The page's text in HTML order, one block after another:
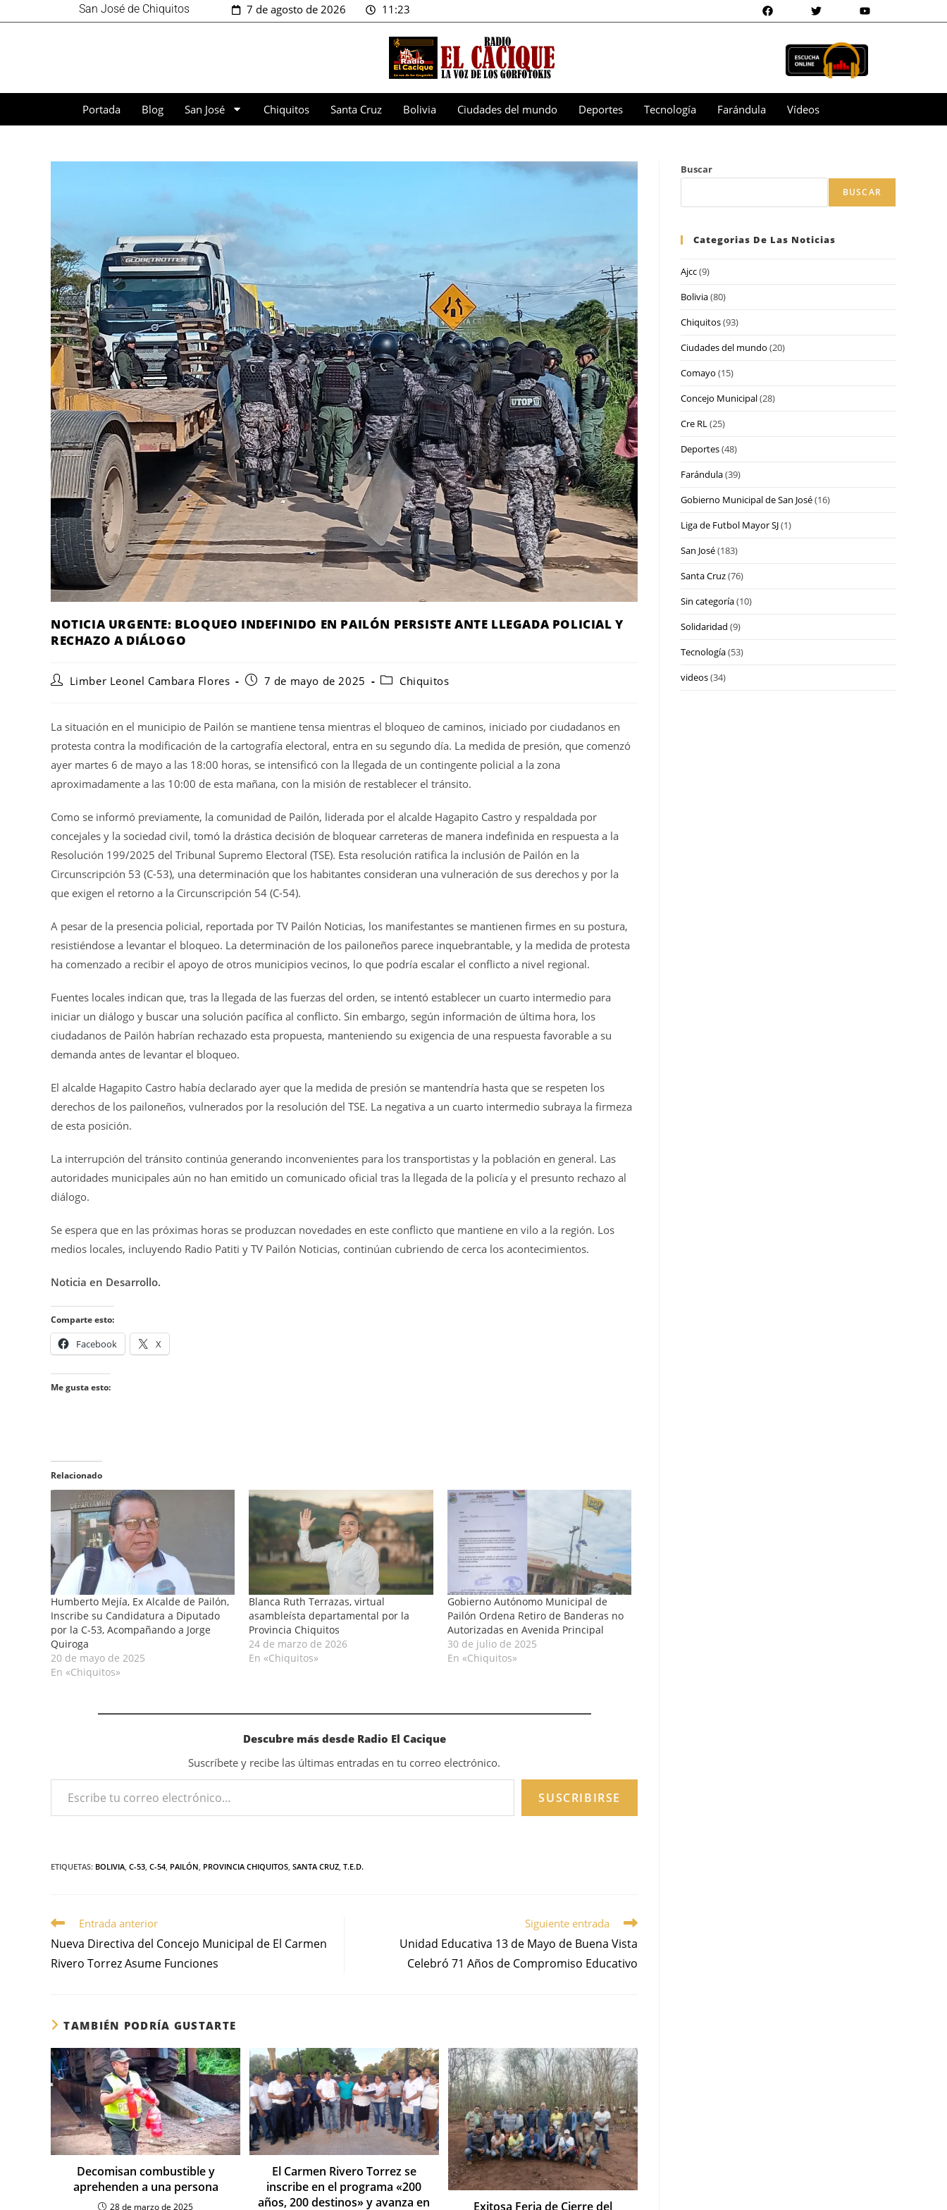
San José de Chiquitos 7 de agosto de 2026 11:23
Portada Blog San José Chiquitos Santa Cruz Bolivia Ciudades del mundo Deportes Tecnología Farándula Vídeos
NOTICIA URGENTE: BLOQUEO INDEFINIDO EN PAILÓN PERSISTE ANTE LLEGADA POLICIAL Y
RECHAZO A DIÁLOGO
Limber Leonel Cambara Flores 7 de mayo de 2025 Chiquitos
La situación en el municipio de Pailón se mantiene tensa mientras el bloqueo de caminos, iniciado por ciudadanos en
protesta contra la modificación de la cartografía electoral, entra en su segundo día. La medida de presión, que comenzó
ayer martes 6 de mayo a las 18:00 horas, se intensificó con la llegada de un contingente policial a la zona
aproximadamente a las 10:00 de esta mañana, con la misión de restablecer el tránsito.
Como se informó previamente, la comunidad de Pailón, liderada por el alcalde Hagapito Castro y respaldada por
concejales y la sociedad civil, tomó la drástica decisión de bloquear carreteras de manera indefinida en respuesta a la
Resolución 199/2025 del Tribunal Supremo Electoral (TSE). Esta resolución ratifica la inclusión de Pailón en la
Circunscripción 53 (C-53), una determinación que los habitantes consideran una vulneración de sus derechos y por la
que exigen el retorno a la Circunscripción 54 (C-54).
A pesar de la presencia policial, reportada por TV Pailón Noticias, los manifestantes se mantienen firmes en su postura,
resistiéndose a levantar el bloqueo. La determinación de los pailoneños parece inquebrantable, y la medida de protesta
ha comenzado a recibir el apoyo de otros municipios vecinos, lo que podría escalar el conflicto a nivel regional.
Fuentes locales indican que, tras la llegada de las fuerzas del orden, se intentó establecer un cuarto intermedio para
iniciar un diálogo y buscar una solución pacífica al conflicto. Sin embargo, según información de última hora, los
ciudadanos de Pailón habrían rechazado esta propuesta, manteniendo su exigencia de una respuesta favorable a su
demanda antes de levantar el bloqueo.
El alcalde Hagapito Castro había declarado ayer que la medida de presión se mantendría hasta que se respeten los
derechos de los pailoneños, vulnerados por la resolución del TSE. La negativa a un cuarto intermedio subraya la firmeza
de esta posición.
La interrupción del tránsito continúa generando inconvenientes para los transportistas y la población en general. Las
autoridades municipales aún no han emitido un comunicado oficial tras la llegada de la policía y el presunto rechazo al
diálogo.
Se espera que en las próximas horas se produzcan novedades en este conflicto que mantiene en vilo a la región. Los
medios locales, incluyendo Radio Patiti y TV Pailón Noticias, continúan cubriendo de cerca los acontecimientos.
Noticia en Desarrollo.
Comparte esto:
Facebook X
Me gusta esto:
Relacionado
Humberto Mejía, Ex Alcalde de Pailón,
Inscribe su Candidatura a Diputado
por la C-53, Acompañando a Jorge
Quiroga
20 de mayo de 2025
En «Chiquitos»
Blanca Ruth Terrazas, virtual
asambleísta departamental por la
Provincia Chiquitos
24 de marzo de 2026
En «Chiquitos»
Gobierno Autónomo Municipal de
Pailón Ordena Retiro de Banderas no
Autorizadas en Avenida Principal
30 de julio de 2025
En «Chiquitos»
Descubre más desde Radio El Cacique
Suscríbete y recibe las últimas entradas en tu correo electrónico.
SUSCRIBIRSE
ETIQUETAS: BOLIVIA, C-53, C-54, PAILÓN, PROVINCIA CHIQUITOS, SANTA CRUZ, T.E.D.
Entrada anterior
Nueva Directiva del Concejo Municipal de El Carmen
Rivero Torrez Asume Funciones
Siguiente entrada
Unidad Educativa 13 de Mayo de Buena Vista
Celebró 71 Años de Compromiso Educativo
TAMBIÉN PODRÍA GUSTARTE
Decomisan combustible y
aprehenden a una persona
28 de marzo de 2025
El Carmen Rivero Torrez se
inscribe en el programa «200
años, 200 destinos» y avanza en
Exitosa Feria de Cierre del
Buscar
BUSCAR
Categorias De Las Noticias
Ajcc(9)
Bolivia(80)
Chiquitos(93)
Ciudades del mundo (20)
Comayo (15)
Concejo Municipal(28)
Cre RL(25)
Deportes(48)
Farándula(39)
Gobierno Municipal de San José(16)
Liga de Futbol Mayor SJ(1)
San José(183)
Santa Cruz(76)
Sin categoría(10)
Solidaridad (9)
Tecnología(53)
videos(34)